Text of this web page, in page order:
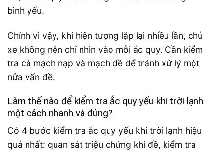
bình yếu.
Chính vì vậy, khi hiện tượng lặp lại nhiều lần, chủ
xe không nên chỉ nhìn vào mỗi ắc quy. Cần kiểm
tra cả mạch nạp và mạch đề để tránh xử lý một
nửa vấn đề.
Làm thế nào để kiểm tra ắc quy yếu khi trời lạnh
một cách nhanh và đúng?
Có 4 bước kiểm tra ắc quy yếu khi trời lạnh hiệu
quả nhất: quan sát triệu chứng khi đề, kiểm tra